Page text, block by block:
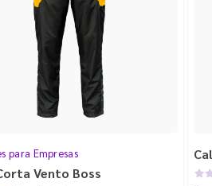
para Empresas
Vento Boss